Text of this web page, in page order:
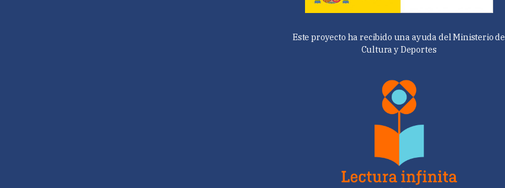
Este proyecto ha recibido una ayuda del Ministerio de
Cultura y Deportes